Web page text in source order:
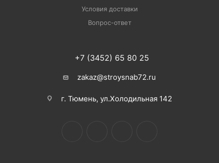
Условия доставки
Вопрос-ответ
+7 (3452) 65 80 25
zakaz@stroysnab72.ru
г. Тюмень, ул.Холодильная 142